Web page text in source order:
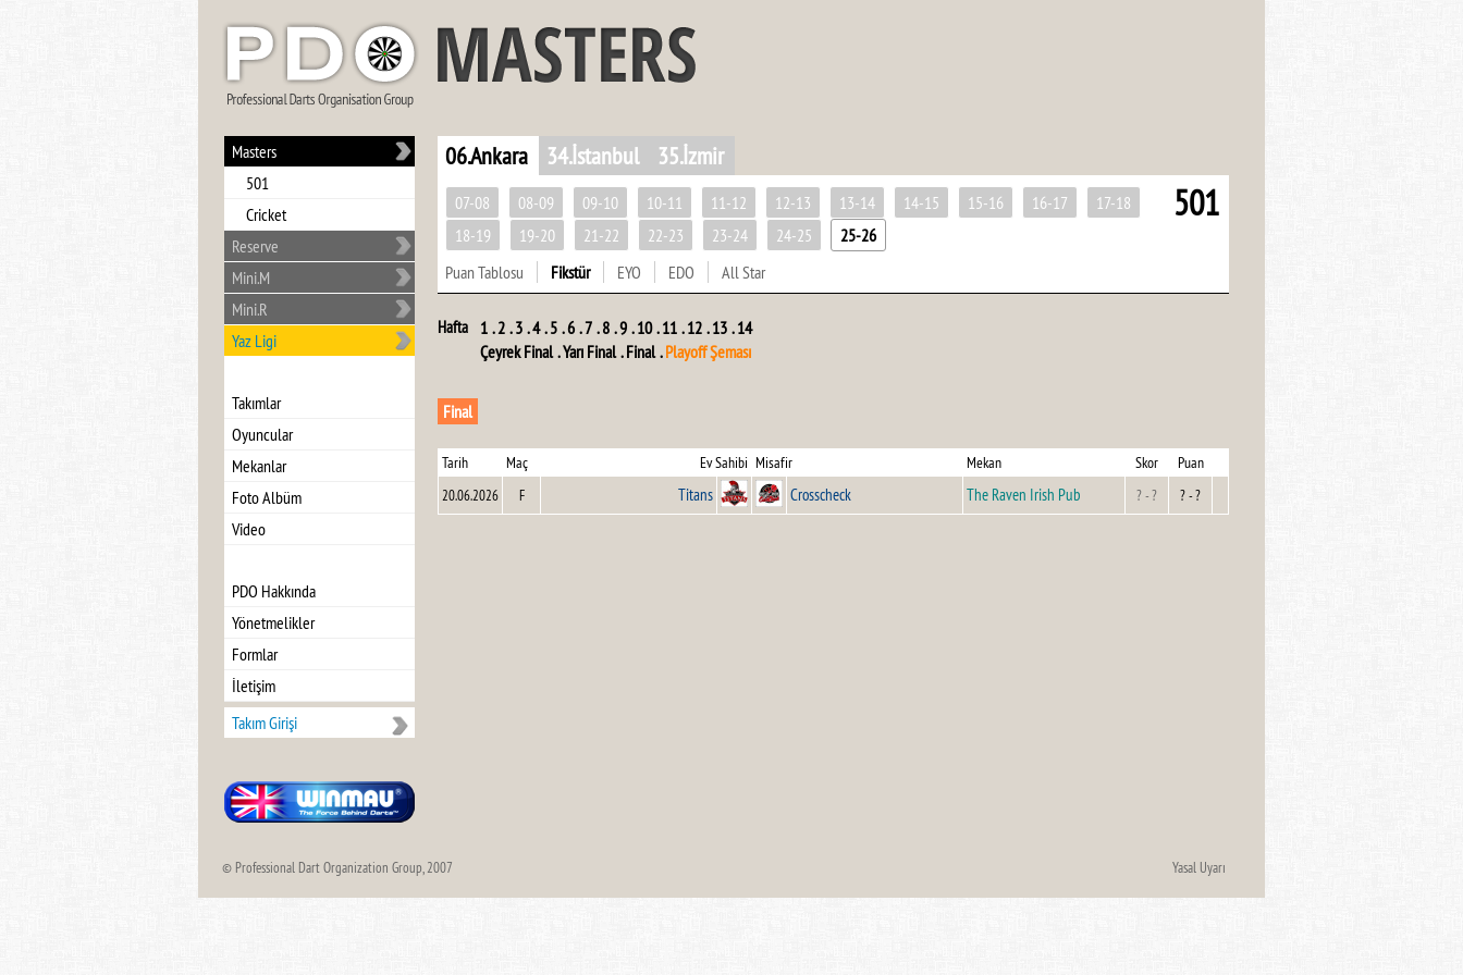
Masters
501
Cricket
Reserve
Mini.M
Mini.R
Yaz Ligi
Takımlar
Oyuncular
Mekanlar
Foto Albüm
Video
PDO Hakkında
Yönetmelikler
Formlar
İletişim
Takım Girişi
06.Ankara 34.İstanbul 35.İzmir
501
07-08 08-09 09-10 10-11 11-12 12-13 13-14 14-15 15-16 16-17
17-18
18-19
19-20 21-22 22-23 23-24 24-25
25-26
Puan Tablosu
Fikstür EYO EDO All Star
Hafta 1 .2 .3 .4 .5 .6 .7 .8 .9 .10 .11 .12 .13 .14
Çeyrek Final .Yarı Final .Final .Playoff Şeması
Final
Tarih Maç Ev Sahibi Misafir Mekan Skor Puan
20.06.2026 F Titans Crosscheck The Raven Irish Pub ? - ? ? - ?
© Professional Dart Organization Group, 2007 Yasal Uyarı